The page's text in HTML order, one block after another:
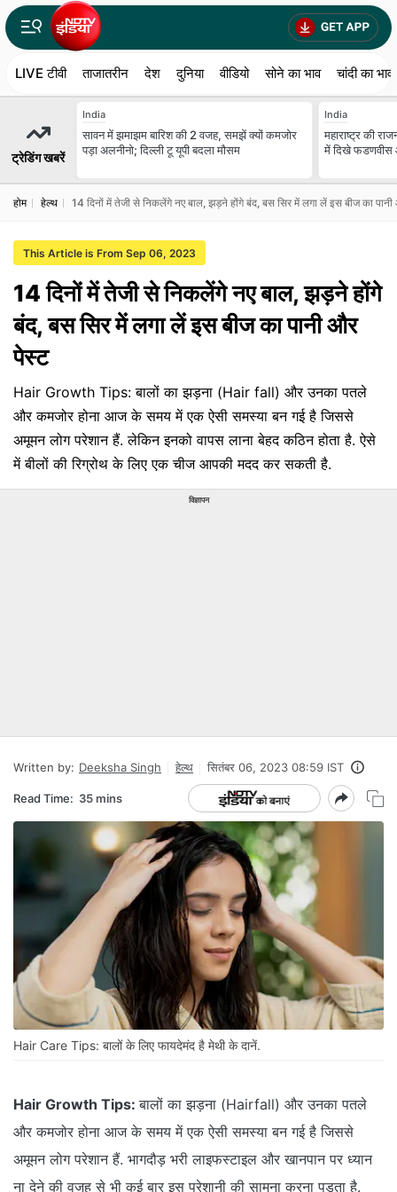
LIVE टीवी ताजातरीन देश दुनिया वीडियो सोने का भाव चांदी का भाव
ट्रेडिंग खबरें
India
सावन में झमाझम बारिश की 2 वजह, समझें क्यों कमजोर
पड़ा अलनीनो; दिल्ली टू यूपी बदला मौसम
India
महाराष्ट्र की
में दिखे फडणवीस
होम हेल्थ 14 दिनों में तेजी से निकलेंगे नए बाल, झड़ने होंगे बंद, बस सिर में लगा लें इस बीज का
This Article is From Sep 06, 2023
14 दिनों में तेजी से निकलेंगे नए बाल, झड़ने होंगे
बंद, बस सिर में लगा लें इस बीज का पानी और
पेस्ट
Hair Growth Tips: बालों का झड़ना (Hair fall) और उनका पतले
और कमजोर होना आज के समय में एक ऐसी समस्या बन गई है जिससे
अमूमन लोग परेशान हैं. लेकिन इनको वापस लाना बेहद कठिन होता है. ऐसे
में बीलों की रिग्रोथ के लिए एक चीज आपकी मदद कर सकती है.
विज्ञापन
Written by: Deeksha Singh हेल्थ सितंबर 06, 2023 08:59 IST
Read Time: 35 mins
Hair Care Tips: बालों के लिए फायदेमंद है मेथी के दानें.
Hair Growth Tips:बालों का झड़ना (Hairfall) और उनका पतले
और कमजोर होना आज के समय में एक ऐसी समस्या बन गई है जिससे
अमूमन लोग परेशान हैं. भागदौड़ भरी लाइफस्टाइल और खानपान पर ध्यान
ना देने की वजह से भी कई बार इस परेशानी की सामना करना पड़ता है.